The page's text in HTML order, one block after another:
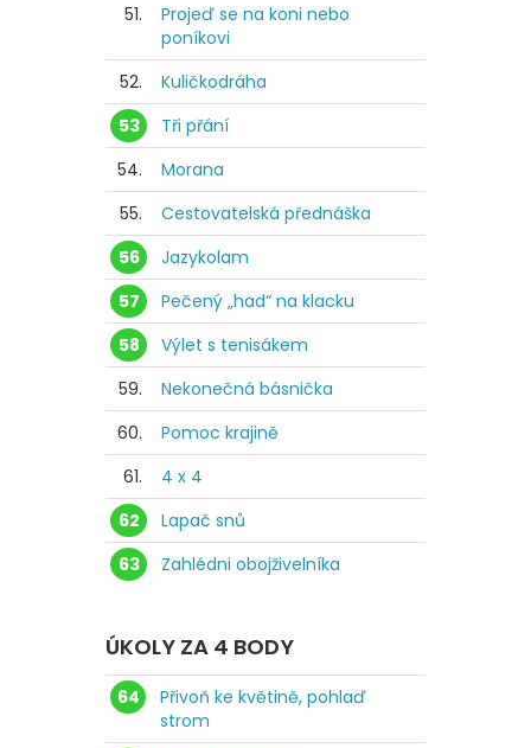
51.
Projeď se na koni nebo
poníkovi
52.
Kuličkodráha
53
Tři přání
54.
Morana
55.
Cestovatelská přednáška
56
Jazykolam
57
Pečený „had“ na klacku
58
Výlet s tenisákem
59.
Nekonečná básnička
60.
Pomoc krajině
61.
4 x 4
62
Lapač snů
63
Zahlédni obojživelníka
ÚKOLY ZA 4 BODY
64
Přivoň ke květině, pohlaď
strom